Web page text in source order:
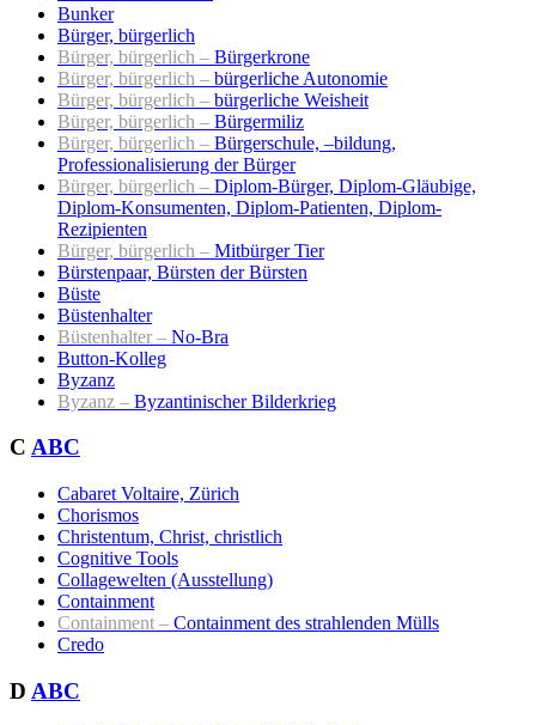
Bunker
Bürger, bürgerlich
Bürger, bürgerlich – Bürgerkrone
Bürger, bürgerlich – bürgerliche Autonomie
Bürger, bürgerlich – bürgerliche Weisheit
Bürger, bürgerlich – Bürgermiliz
Bürger, bürgerlich – Bürgerschule, –bildung,
Professionalisierung der Bürger
Bürger, bürgerlich – Diplom-Bürger, Diplom-Gläubige,
Diplom-Konsumenten, Diplom-Patienten, Diplom-
Rezipienten
Bürger, bürgerlich – Mitbürger Tier
Bürstenpaar, Bürsten der Bürsten
Büste
Büstenhalter
Büstenhalter – No-Bra
Button-Kolleg
Byzanz
Byzanz – Byzantinischer Bilderkrieg
C ABC
Cabaret Voltaire, Zürich
Chorismos
Christentum, Christ, christlich
Cognitive Tools
Collagewelten (Ausstellung)
Containment
Containment – Containment des strahlenden Mülls
Credo
D ABC